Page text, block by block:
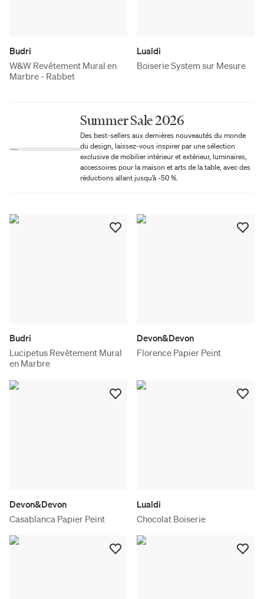
Budri
W&W Revêtement Mural en
Marbre - Rabbet
Lualdi
Boiserie System sur Mesure
Summer Sale 2026
Des best-sellers aux dernières nouveautés du monde
du design, laissez-vous inspirer par une sélection
exclusive de mobilier intérieur et extérieur, luminaires,
accessoires pour la maison et arts de la table, avec des
réductions allant jusqu’à -50 %.
Budri
Lucipetus Revêtement Mural
en Marbre
Devon&Devon
Florence Papier Peint
Devon&Devon
Casablanca Papier Peint
Lualdi
Chocolat Boiserie